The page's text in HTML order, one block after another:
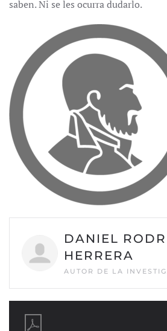
saben. Ni se les ocurra dudarlo.
DANIEL
HERRERA
AUTOR DE LA